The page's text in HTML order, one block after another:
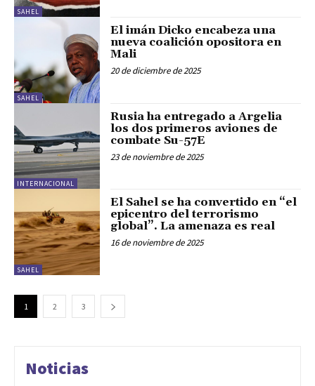
SAHEL
SAHEL
El imán Dicko encabeza una
nueva coalición opositora en
Mali
20 de diciembre de 2025
INTERNACIONAL
Rusia ha entregado a Argelia
los dos primeros aviones de
combate Su-57E
23 de noviembre de 2025
SAHEL
El Sahel se ha convertido en “el
epicentro del terrorismo
global”. La amenaza es real
16 de noviembre de 2025
1 2 3
Noticias